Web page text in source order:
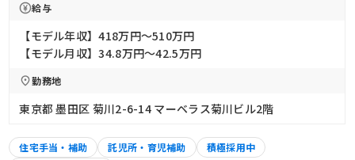
給与
【モデル年収】418万円〜510万円
【モデル月収】34.8万円〜42.5万円
勤務地
東京都 墨田区 菊川2-6-14 マーベラス菊川ビル2階
住宅手当・補助 託児所・育児補助
積極採用中